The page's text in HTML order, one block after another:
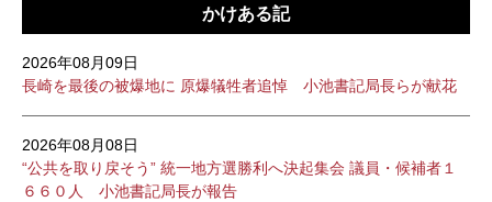
かけある記
2026年08月09日
長崎を最後の被爆地に 原爆犠牲者追悼 小池書記局長らが献花
2026年08月08日
“公共を取り戻そう” 統一地方選勝利へ決起集会 議員・候補者１
６６０人 小池書記局長が報告